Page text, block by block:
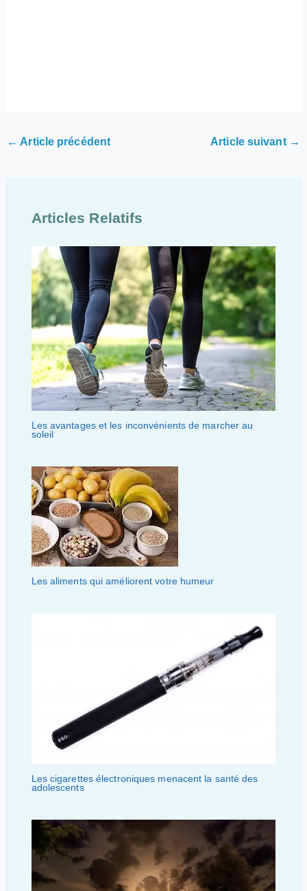
← Article précédent Article suivant →
Articles Relatifs
Les avantages et les inconvénients de marcher au
soleil
Les aliments qui améliorent votre humeur
Les cigarettes électroniques menacent la santé des
adolescents